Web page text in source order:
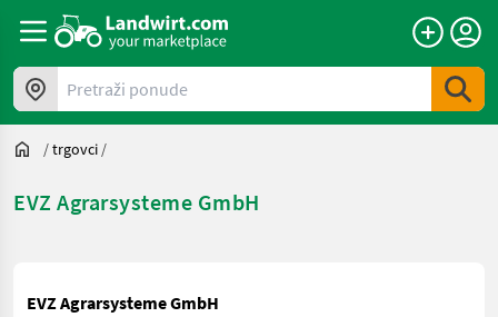
Pretraži ponude
/trgovci /
EVZ Agrarsysteme GmbH
EVZ Agrarsysteme GmbH